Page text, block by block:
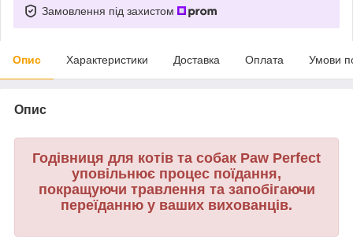
Замовлення під захистом
Опис Характеристики Доставка Оплата Умови
Опис
Годівниця для котів та собак Paw Perfect
уповільнює процес поїдання,
покращуючи травлення та запобігаючи
переїданню у ваших вихованців.